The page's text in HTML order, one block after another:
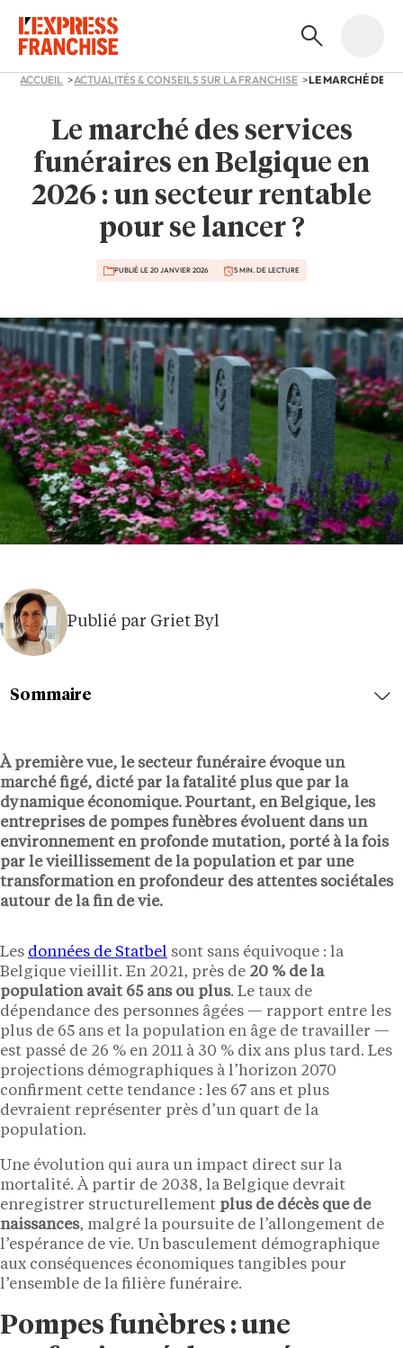
ACCUEIL ACTUALITÉS & CONSEILS SUR LA FRANCHISE
Le marché des services
funéraires en Belgique en
2026 : un secteur rentable
pour se lancer ?
PUBLIÉ LE 20 JANVIER 2026 5 MIN. DE LECTURE
Publié par Griet Byl
À première vue, le secteur funéraire évoque un
marché figé, dicté par la fatalité plus que par la
dynamique économique. Pourtant, en Belgique, les
entreprises de pompes funèbres évoluent dans un
environnement en profonde mutation, porté à la fois
par le vieillissement de la population et par une
transformation en profondeur des attentes sociétales
autour de la fin de vie.
Les données de Statbel sont sans équivoque : la
Belgique vieillit. En 2021, près de 20 % de la
population avait 65 ans ou plus. Le taux de
dépendance des personnes âgées — rapport entre les
plus de 65 ans et la population en âge de travailler —
est passé de 26 % en 2011 à 30 % dix ans plus tard. Les
projections démographiques à l’horizon 2070
confirment cette tendance : les 67 ans et plus
devraient représenter près d’un quart de la
population.
Une évolution qui aura un impact direct sur la
mortalité. À partir de 2038, la Belgique devrait
enregistrer structurellement plus de décès que de
naissances, malgré la poursuite de l’allongement de
l’espérance de vie. Un basculement démographique
aux conséquences économiques tangibles pour
l’ensemble de la filière funéraire.
Pompes funèbres : une
Sommaire